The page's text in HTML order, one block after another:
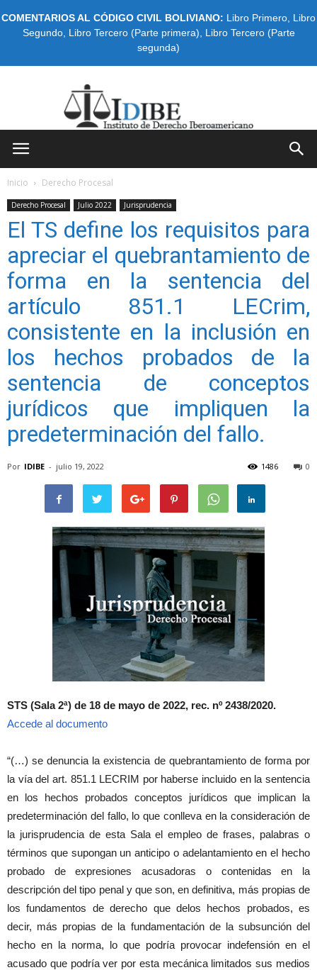
COMENTARIOS AL CÓDIGO CIVIL BOLIVIANO: Libro Primero Libro
Segundo, Libro Tercero (Parte primera)
Libro Tercero (Parte
segunda)
Inicio Derecho Procesal
Derecho Procesal Julio 2022 Jurisprudencia
El TS define los requisitos para
apreciar el quebrantamiento de
forma en la sentencia del
artículo 851.1 LECrim,
consistente en la inclusión en
los hechos probados de la
sentencia de conceptos
jurídicos que impliquen la
predeterminación del fallo.
Por IDIBE - julio 19, 2022 0
1486
STS (Sala 2ª) de 18 de mayo de 2022, rec. nº 2438/2020.
Accede al documento
“(…) se denuncia la existencia de quebrantamiento de forma por
la vía del art. 851.1 LECRIM por haberse incluido en la sentencia
en los hechos probados conceptos jurídicos que implican la
predeterminación del fallo, lo que conlleva en la consideración de
la jurisprudencia de esta Sala el empleo de frases, palabras o
términos que supongan un anticipo o adelantamiento en el hecho
probado de expresiones acusadoras o contenidas en la
descripción del tipo penal y que son, en definitiva, más propias de
los fundamentos de derecho que delos hechos probados, es
decir, más propias de la fundamentación de la subsunción del
hecho en la norma, lo que podría provocar indefensión en el
acusado que podría ver por esta mecánica limitados sus medios